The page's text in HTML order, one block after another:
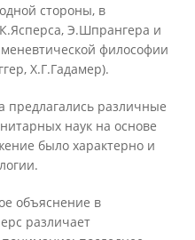
стороны, в
Э.Шпрангера и
философии
X.Г.Гадамер).
предлагались различные
наук на основе
было характерно и
объяснение в
различает